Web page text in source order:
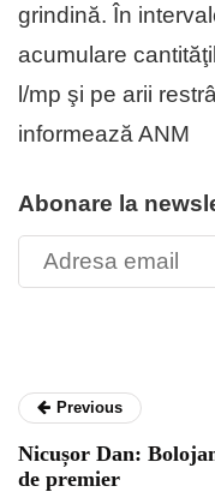
grindină. În
acumulare
l/mp şi pe arii
informează ANM
Abonare la
Previous
Nicușor Dan:
de premier